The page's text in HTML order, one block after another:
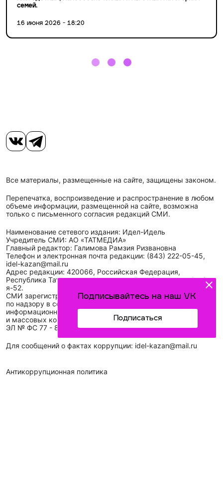
семей.
16 июня 2026 - 18:20
Подписывайтесь на наш VK
Подписаться
Все материалы, размещенные на сайте, защищены законом.
Перепечатка, воспроизведение и распространение в любом
объеме информации, размещенной на сайте, возможна
только с письменного согласия редакций СМИ.
Наименование сетевого издания: Идел-Идель
Учредитель СМИ: АО «ТАТМЕДИА»
Главный редактор: Галимова Рамзия Ризвановна
Телефон и электронная почта редакции: (843) 222-05-45,
idel-kazan@mail.ru
Адрес редакции: 420066, Российская Федерация,
Республика Татарстан, г. Казань, ул. Декабристов, д. 2, а/
я-52.
СМИ зарегистрировано Федеральной службой
по надзору в сфере связи,
информационных технологий
и массовых коммуникаций (Роскомнадзор)
ЭЛ № ФС 77 - 89431 от 14.05.2025
Для сообщений о фактах коррупции: idel-kazan@mail.ru
Антикоррупционная политика